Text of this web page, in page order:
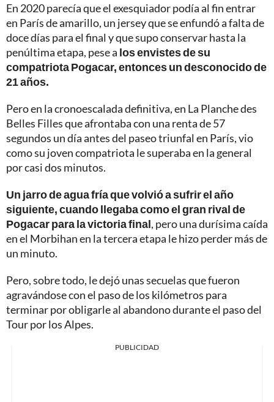
En 2020 parecía que el exesquiador podía al fin entrar
en París de amarillo, un jersey que se enfundó a falta de
doce días para el final y que supo conservar hasta la
penúltima etapa, pese a los envistes de su
compatriota Pogacar, entonces un desconocido de
21 años.
Pero en la cronoescalada definitiva, en La Planche des
Belles Filles que afrontaba con una renta de 57
segundos un día antes del paseo triunfal en París, vio
como su joven compatriota le superaba en la general
por casi dos minutos.
Un jarro de agua fría que volvió a sufrir el año
siguiente, cuando llegaba como el gran rival de
Pogacar para la victoria final, pero una durísima caída
en el Morbihan en la tercera etapa le hizo perder más de
un minuto.
Pero, sobre todo, le dejó unas secuelas que fueron
agravándose con el paso de los kilómetros para
terminar por obligarle al abandono durante el paso del
Tour por los Alpes.
PUBLICIDAD